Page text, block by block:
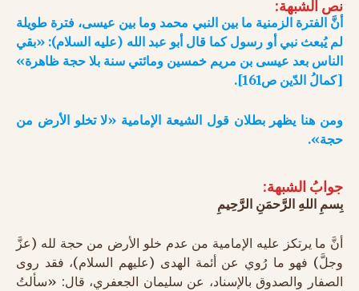
نص الشبهة:
أنَّ الفترة الزمنية ما بين النبي محمد وما بين عيسى، فترة طويلة
لم يُبعث نبي أو رسول كما قال أبو عبد الله (عليه السلام): «بقي
الناس بعد عيسى بن مريم خمسين ومائتي سنة بلا حجة ظاهرة»
[كمالُ الدّين ص161].
ومن هنا يظهر بطلان قول الشيعة الإمامية «لا تخلو الأرض من
حجة».
جوابُ الشبهة:
بِسمِ اللهِ الرَّحمَنِ الرَّحِيمِ
أنَّ ما يرتكز عليه الإمامية من عدم خلو الأرض من حجة لله (عزَّ
وجلَّ) فهو ما رُوي عن أئمة الهدى (عليهم السلام)، فقد روى
الصفار والصدوق بالإسناد، عن سليمان الجعفري، قال: «سألتُ